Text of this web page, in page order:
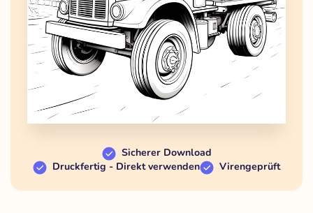
Sicherer Download
Druckfertig - Direkt verwenden
Virengeprüft